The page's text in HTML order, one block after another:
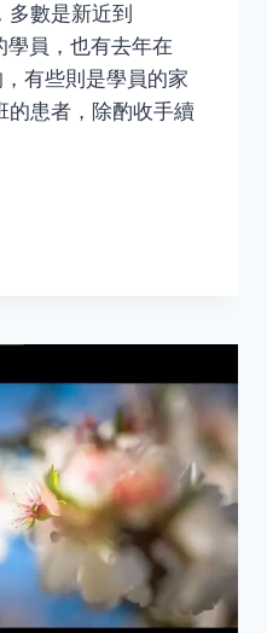
數是新近到
員，也有去年在
有些則是學員的家
的患者，除酌收手續